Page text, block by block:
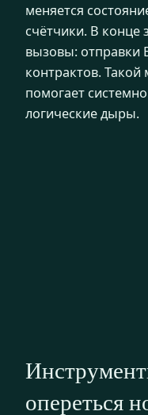
меняется
счётчики. В конце
вызовы: отправки
контрактов.
помогает
логические дыры.
опереться